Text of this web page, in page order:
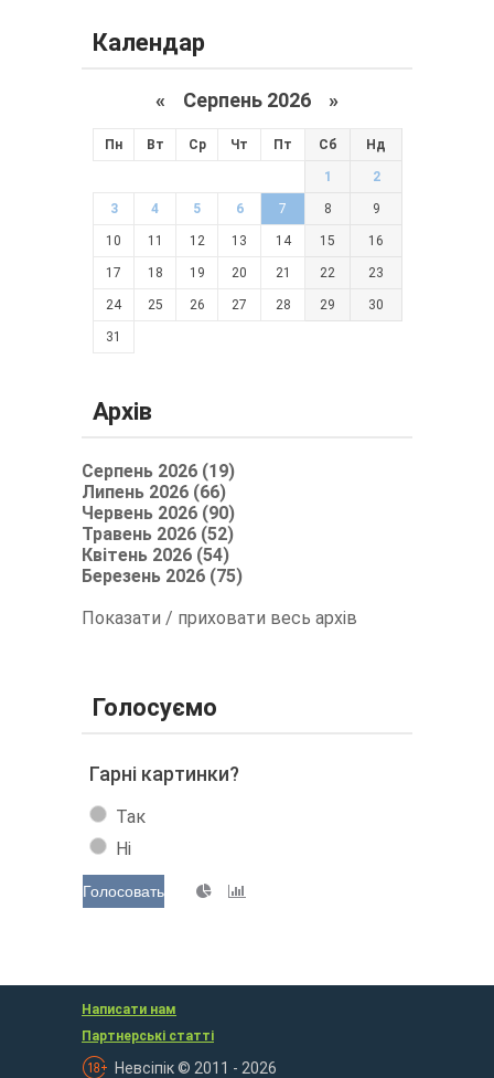
Календар
« Серпень 2026 »
Пн Вт Ср Чт Пт Сб Нд
1 2
3 4 5 6 7 8 9
10 11 12 13 14 15 16
17 18 19 20 21 22 23
24 25 26 27 28 29 30
31
Архів
Серпень 2026 (19)
Липень 2026 (66)
Червень 2026 (90)
Травень 2026 (52)
Квітень 2026 (54)
Березень 2026 (75)
Показати / приховати весь архів
Голосуємо
Гарні картинки?
Так
Ні
Голосовать
Написати нам
Партнерські статті
Невсіпік © 2011 - 2026